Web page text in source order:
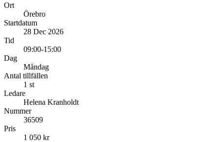
Ort
Örebro
Startdatum
28 Dec 2026
Tid
09:00-15:00
Dag
Måndag
Antal tillfällen
1 st
Ledare
Helena Kranholdt
Nummer
36509
Pris
1 050 kr